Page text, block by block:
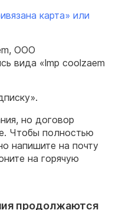
карта» или
ООО
вида «lmp coolzaem
но договор
Чтобы полностью
напишите на почту
на горячую
продолжаются